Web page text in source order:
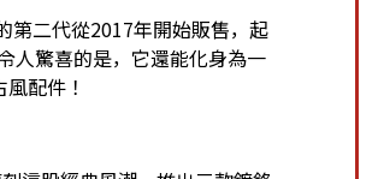
第二代從2017年開始販售，起
人驚喜的是，它還能化身為一
配件！